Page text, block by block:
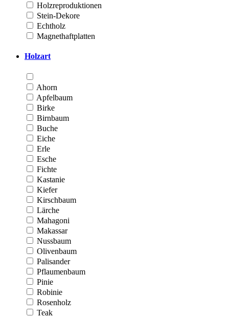
Holzreproduktionen
Stein-Dekore
Echtholz
Magnethaftplatten
Holzart
Ahorn
Apfelbaum
Birke
Birnbaum
Buche
Eiche
Erle
Esche
Fichte
Kastanie
Kiefer
Kirschbaum
Lärche
Mahagoni
Makassar
Nussbaum
Olivenbaum
Palisander
Pflaumenbaum
Pinie
Robinie
Rosenholz
Teak